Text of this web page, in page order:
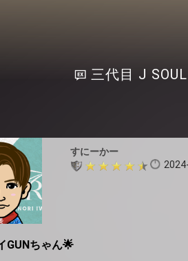
三代目 J
すにーかー
GUNちゃん🌟